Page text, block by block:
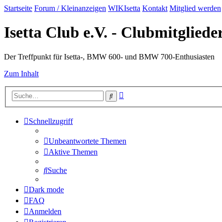
Startseite Forum / Kleinanzeigen WIKIsetta Kontakt Mitglied werden
Isetta Club e.V. -
Der Treffpunkt für Isetta-, BMW 600- und BMW 700-Enthusiasten
Zum Inhalt
Suche
Schnellzugriff
Unbeantwortete Themen
Aktive Themen
Suche
Dark mode
FAQ
Anmelden